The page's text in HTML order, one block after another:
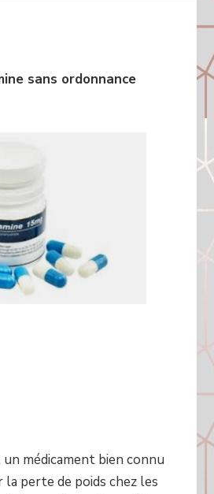
sans ordonnance
médicament bien connu
la perte de poids chez les